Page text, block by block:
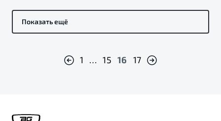
Показать ещё
1 … 15 16 17